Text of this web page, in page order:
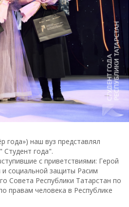
года») наш вуз представлял
Студент года".
с приветствиями: Герой
и социальной защиты Расим
Совета Республики Татарстан по
правам человека в Республике